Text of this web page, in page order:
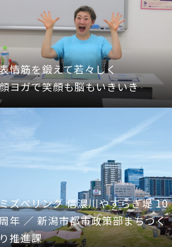
情筋を鍛えて若々しく
ヨガで笑顔も脳もいきいき
ズベリング 信濃川やすらぎ堤 10
年 ／ 新潟市都市政策部まちづく
推進課